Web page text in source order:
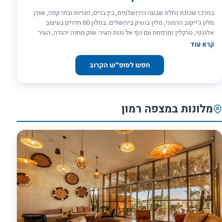
במרכז שכונת נחלת שבעה הירושלמית, בין ברים, חנויות ובתי קפה, שוכן
מלון ג'ייקוב הרמוני, מלון בוטיק בירושלים. במלון 60 חדרים בעיצוב
אלגנטי, טרקלין ומרפסת עם נוף אל גגות העיר. שוק מחנה יהודה, העיר
העתיקה, מדרחוב ממילא ועוד אטרקציות ירושלמיות נמצאות במרחק דקות
קרא עוד
חפש לסופ״ש הקרוב
מלונות במצפה רמון